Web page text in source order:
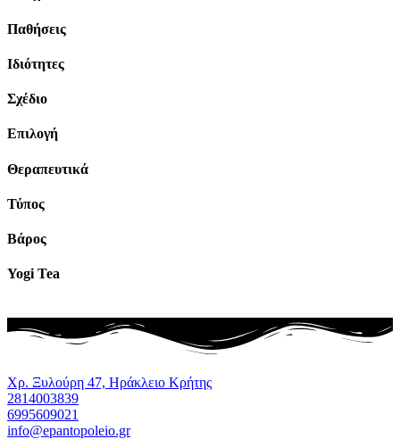
Παθήσεις
Ιδιότητες
Σχέδιο
Επιλογή
Θεραπευτικά
Τύπος
Βάρος
Yogi Tea
Χρ. Ξυλούρη 47, Ηράκλειο Κρήτης
2814003839
6995609021
info@epantopoleio.gr